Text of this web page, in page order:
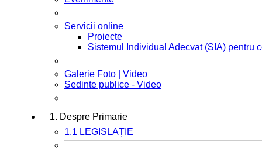
Servicii online
Proiecte
Sistemul Individual Adecvat (SIA) pentru
Galerie Foto | Video
Sedinte publice - Video
1. Despre Primarie
1.1 LEGISLAȚIE